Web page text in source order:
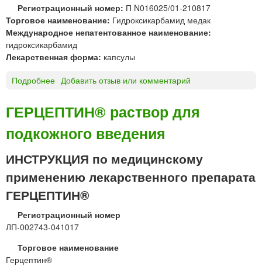
р
и
с
о
с
с
о
о
и
в
н
т
р
и
-
Л
Э
Н
С
о
и
и
з
т
д
л
п
Регистрационный номер: П N016025/01-210817
Торговое наименование: Гидроксикарбамид медак
Международное непатентованное наименование:
гидроксикарбамид
Лекарственная форма: капсулы
Подробнее
И
Д
Р
О
К
С
И
К
А
Р
Б
М
Добавить отзыв или комментарий
ГЕРЦЕПТИН® раствор для
подкожного введения
ИНСТРУКЦИЯ по медицинскому
применению лекарственного препарата
ГЕРЦЕПТИН®
Регистрационный номер
ЛП-002743-041017
Торговое наименование
Герцептин®